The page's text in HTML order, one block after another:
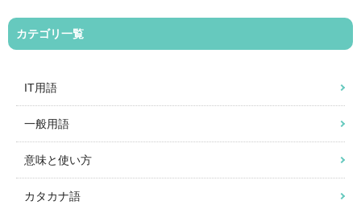
カテゴリ一覧
IT用語
一般用語
意味と使い方
カタカナ語